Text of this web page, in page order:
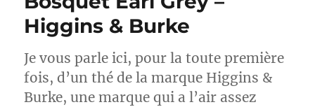
English
Rose
–
of
Chelsea
Higgins & Burke
Je vous parle ici, pour la toute première
fois, d’un thé de la marque Higgins &
Burke, une marque qui a l’air assez